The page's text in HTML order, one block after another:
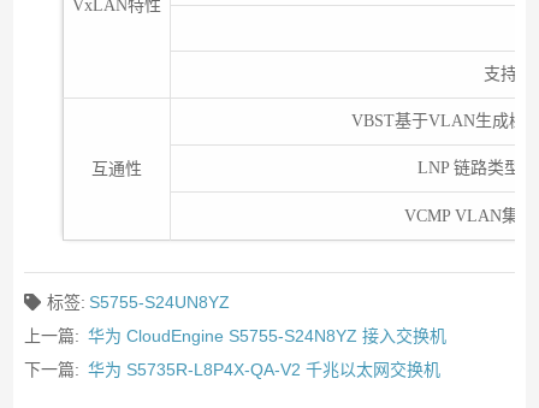
VxLAN特性
支持通
互通性
VBST基于VLAN生成树
LNP 链路类型
VCMP VLAN集
标签: S5755-S24UN8YZ
上一篇: 华为 CloudEngine S5755-S24N8YZ 接入交换机
下一篇: 华为 S5735R-L8P4X-QA-V2 千兆以太网交换机